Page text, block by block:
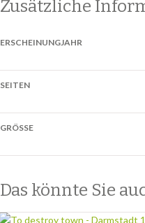
Zusätzliche
ERSCHEINUNGJAHR
SEITEN
GRÖSSE
Das könnte Sie